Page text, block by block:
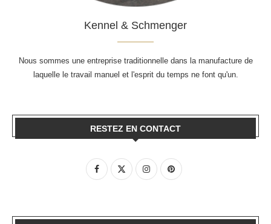
Kennel & Schmenger
Nous sommes une entreprise traditionnelle dans la manufacture de
laquelle le travail manuel et l'esprit du temps ne font qu'un.
RESTEZ EN CONTACT